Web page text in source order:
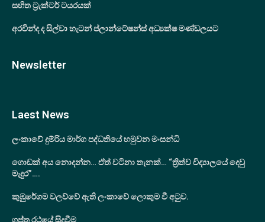
සහිත ට්‍රැක්ටර් ටයරයක්
අරවින්ද ද සිල්වා හැටන් ප්ලාන්ටේෂන්ස් අධ්‍යක්ෂ මණ්ඩලයට
Newsletter
Laest News
ලංකාවේ දුම්රිය මාර්ග පද්ධතියේ හමුවන මංසන්ධි
ගොඩක් අය නොදන්න… ඒත් වටිනා තැනක්… “ත්‍රිත්ව විද්‍යාලයේ දෙවු
මැදුර”….
කුඹුරේගම වලව්වේ ඇති ලංකාවේ ලොකුම වී අටුව.
ගුප්ත රථයේ සිදුවීම